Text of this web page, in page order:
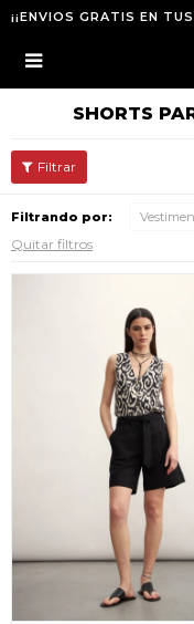
¡¡ENVIOS GRATIS EN

SHORTS
Filtrando por:
Quitar filtros